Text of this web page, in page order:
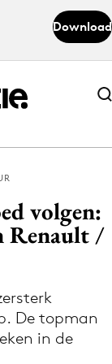
Download
Abonneer nu
Abonneer nu
volgen:
Renault /
De topman
in de